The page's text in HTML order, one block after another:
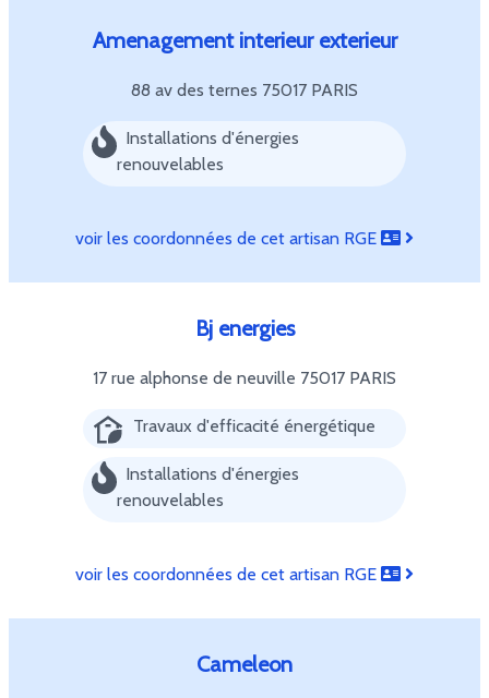
Amenagement interieur exterieur
88 av des ternes 75017 PARIS
Installations d'énergies
renouvelables
voir les coordonnées de cet artisan RGE
Bj energies
17 rue alphonse de neuville 75017 PARIS
Travaux d'efficacité énergétique
Installations d'énergies
renouvelables
voir les coordonnées de cet artisan RGE
Cameleon